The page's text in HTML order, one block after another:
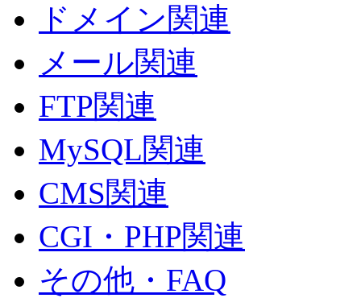
ドメイン関連
メール関連
FTP関連
MySQL関連
CMS関連
CGI・PHP関連
その他・FAQ